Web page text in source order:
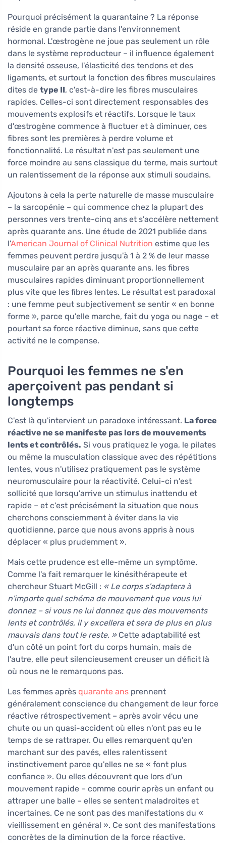
Pourquoi précisément la quarantaine ? La réponse
réside en grande partie dans l'environnement
hormonal. L'œstrogène ne joue pas seulement un rôle
dans le système reproducteur – il influence également
la densité osseuse, l'élasticité des tendons et des
ligaments, et surtout la fonction des fibres musculaires
dites de type II, c'est-à-dire les fibres musculaires
rapides. Celles-ci sont directement responsables des
mouvements explosifs et réactifs. Lorsque le taux
d'œstrogène commence à fluctuer et à diminuer, ces
fibres sont les premières à perdre volume et
fonctionnalité. Le résultat n'est pas seulement une
force moindre au sens classique du terme, mais surtout
un ralentissement de la réponse aux stimuli soudains.
Ajoutons à cela la perte naturelle de masse musculaire
– la sarcopénie – qui commence chez la plupart des
personnes vers trente-cinq ans et s'accélère nettement
après quarante ans. Une étude de 2021 publiée dans
l'American Journal of Clinical Nutrition estime que les
femmes peuvent perdre jusqu'à 1 à 2 % de leur masse
musculaire par an après quarante ans, les fibres
musculaires rapides diminuant proportionnellement
plus vite que les fibres lentes. Le résultat est paradoxal
: une femme peut subjectivement se sentir « en bonne
forme », parce qu'elle marche, fait du yoga ou nage – et
pourtant sa force réactive diminue, sans que cette
activité ne le compense.
Pourquoi les femmes ne s'en
aperçoivent pas pendant si
longtemps
C'est là qu'intervient un paradoxe intéressant. La force
réactive ne se manifeste pas lors de mouvements
lents et contrôlés. Si vous pratiquez le yoga, le pilates
ou même la musculation classique avec des répétitions
lentes, vous n'utilisez pratiquement pas le système
neuromusculaire pour la réactivité. Celui-ci n'est
sollicité que lorsqu'arrive un stimulus inattendu et
rapide – et c'est précisément la situation que nous
cherchons consciemment à éviter dans la vie
quotidienne, parce que nous avons appris à nous
déplacer « plus prudemment ».
Mais cette prudence est elle-même un symptôme.
Comme l'a fait remarquer le kinésithérapeute et
chercheur Stuart McGill : « Le corps s'adaptera à
n'importe quel schéma de mouvement que vous lui
donnez – si vous ne lui donnez que des mouvements
lents et contrôlés, il y excellera et sera de plus en plus
mauvais dans tout le reste. »Cette adaptabilité est
d'un côté un point fort du corps humain, mais de
l'autre, elle peut silencieusement creuser un déficit là
où nous ne le remarquons pas.
Les femmes après quarante ans prennent
généralement conscience du changement de leur force
réactive rétrospectivement – après avoir vécu une
chute ou un quasi-accident où elles n'ont pas eu le
temps de se rattraper. Ou elles remarquent qu'en
marchant sur des pavés, elles ralentissent
instinctivement parce qu'elles ne se « font plus
confiance ». Ou elles découvrent que lors d'un
mouvement rapide – comme courir après un enfant ou
attraper une balle – elles se sentent maladroites et
incertaines. Ce ne sont pas des manifestations du «
vieillissement en général ». Ce sont des manifestations
concrètes de la diminution de la force réactive.